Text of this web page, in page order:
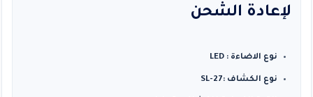
لإعادة الشحن
نوع الاضاءة : LED
نوع الكشاف :SL-27